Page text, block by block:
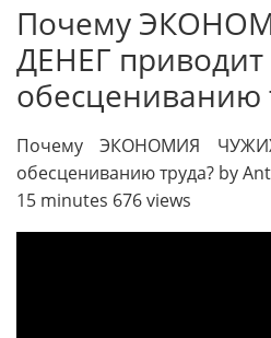
Почему
ДЕНЕГ приводит
обесцениванию
Почему ЭКОНОМИЯ
обесцениванию труда? by
15 minutes 676 views